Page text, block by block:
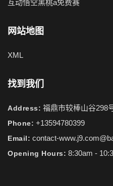
互动悟空黑桃a免费赛
网站地图
XML
找到我们
Address: 福鼎市较棒山谷298
Phone: +13594780399
Email: contact-
Opening Hours: 8:30am -